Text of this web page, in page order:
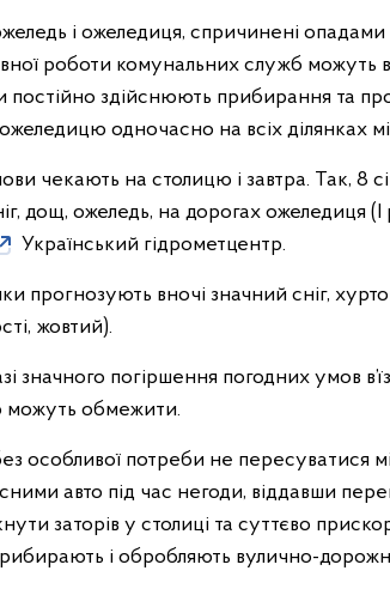
і ожеледиця, спричинені
роботи комунальних служб можуть
постійно здійснюють прибирання та
одночасно на всіх ділянках
чекають на столицю і завтра. Так, 8
дощ, ожеледь, на дорогах ожеледиця (І
Український гідрометцентр.
прогнозують вночі значний сніг,
жовтий).
значного погіршення погодних умов
можуть обмежити.
особливої потреби не пересуватися
авто під час негоди, віддавши
заторів у столиці та суттєво
і обробляють вулично-